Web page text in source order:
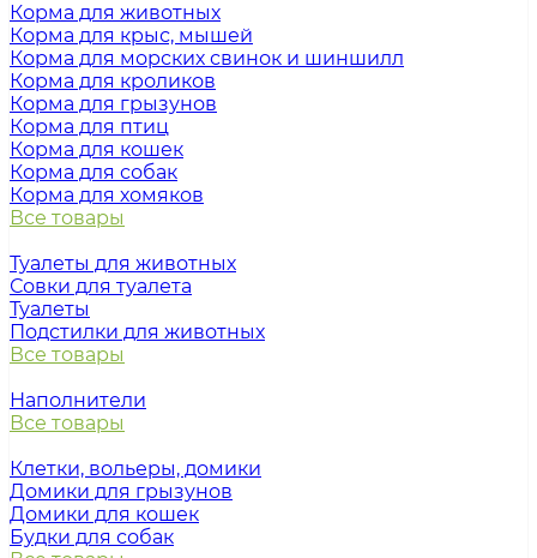
Корма для животных
Корма для крыс, мышей
Корма для морских свинок и шиншилл
Корма для кроликов
Корма для грызунов
Корма для птиц
Корма для кошек
Корма для собак
Корма для хомяков
Все товары
Туалеты для животных
Совки для туалета
Туалеты
Подстилки для животных
Все товары
Наполнители
Все товары
Клетки, вольеры, домики
Домики для грызунов
Домики для кошек
Будки для собак